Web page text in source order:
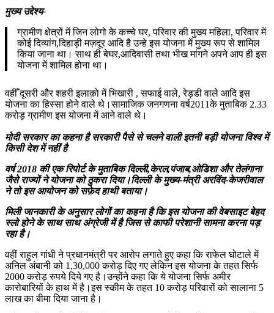
मुख्य उद्देश्य-
ग्रामीण क्षेत्रों में जिन लोगो के कच्चे घर, परिवार की मुख्य महिला, परिवार में
कोई दिव्यांग,दिहाड़ी मज़दूर आदि है उन्हे इस योजना में मुख्य रूप से शामिल
किया जाना था। साथ ही बेघर,आदिवासी तथा भीख मांगने अपने आप ही इस
योजना में शामिल होना था।
वहीँ दूसरी और शहरी इलाक़ो में भिखारी , सफाई वाले, रेड्डी वाले आदि इस
योजना का हिस्सा होने वाले थे।सामाजिक जनगणना वर्ष2011के मुताबिक 2.33
करोड़ ग्रामीण इस योजना में आने वाले थे।
मोदी सरकार का कहना है सरकारी पैसे से चलने वाली इतनी बड़ी योजना विश्व में
किसी देश में नहीं है
वर्ष 2018 की एक रिपोर्ट के मुताबिक दिल्ली,केरल,पंजाब,ओडिशा और तेलंगाना
जैसे राज्यों ने योजना को ठुकरा दिया।दिल्ली के मुख्य-मंत्री अरविंद-केजरीवाल
ने तो इस आयोजन को सफ़ेद हाथी बताया।
मिली जानकारी के अनुसार लोगों का कहना है कि इस योजना की वेबसाइट बेहद
स्लो होने के साथ साथ अंग्रेजी में है जिस से काफी परेशानी सामना करना पड़
रहा है।
वहीं राहुल गांधी ने प्रधानमंत्री पर आरोप लगाते हुए कहा कि राफेल घोटाले में
अनिल अंबानी को 1,30,000 करोड़ दिए गए लेकिन इस योजना के तहत सिर्फ
2000 करोड़ रुपये दिये गए है।उन्होंने कहा कि ये योजना सिर्फ अमीर
कारोबारियों के हाथ में है।इस स्कीम के तहत 10 करोड़ परिवारों को सालाना 5
लाख का बीमा दिया जाना है।